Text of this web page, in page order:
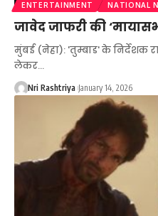
ENTERTAINMENT NATIONAL
जावेद जाफरी की
मुंबई (नेहा): 'तुम्बाड' के निर्देशक
लेकर…
Nri Rashtriya January 14, 2026